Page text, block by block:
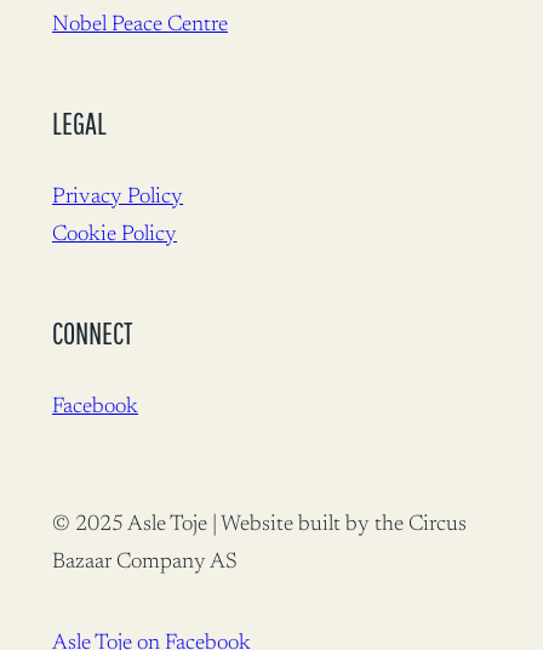
Nobel Peace Centre
LEGAL
Privacy Policy
Cookie Policy
CONNECT
Facebook
© 2025 Asle Toje | Website built by the Circus
Bazaar Company AS
Asle Toje on Facebook